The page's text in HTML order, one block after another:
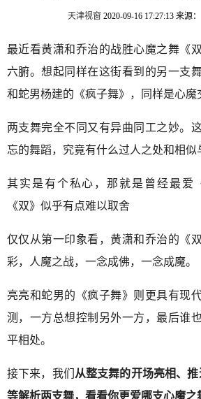
天津视窗 2020-09-16 17:27:13 来源：
最近看黄潇和乔治的战胜心魔之舞《
六腑。想起同样在这街看到的另一支
和蛇男杨建的《疯子舞》，同样是心魔
两支舞完全不同又有异曲同工之妙。
忘的舞蹈，究竟有什么过人之处和相似
其实是有个私心，那就是曾经最爱
《双》似乎有点难以取舍
仅仅从第一印象看，黄潇和乔治的《
彩，人魔之战，一念成佛，一念成魔。
亮亮和蛇男的《疯子舞》则更具有现
测，一方总想控制另外一方，最后谁
平相处。
接下来，我们从整支舞的开场亮相、
等解析两支舞，看看你更爱哪支心魔之